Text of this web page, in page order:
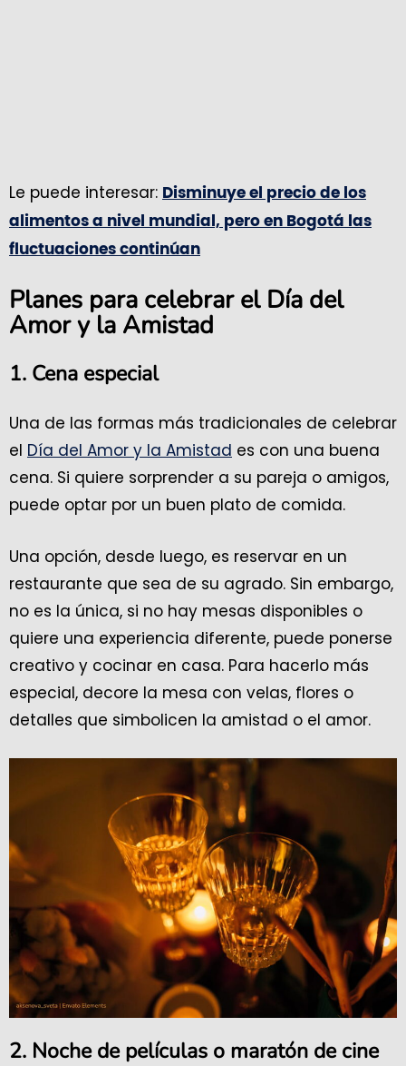
Le puede interesar: Disminuye el precio de los
alimentos a nivel mundial, pero en Bogotá las
fluctuaciones continúan
Planes para celebrar el Día del
Amor y la Amistad
1. Cena especial
Una de las formas más tradicionales de celebrar
el Día del Amor y la Amistad es con una buena
cena. Si quiere sorprender a su pareja o amigos,
puede optar por un buen plato de comida.
Una opción, desde luego, es reservar en un
restaurante que sea de su agrado. Sin embargo,
no es la única, si no hay mesas disponibles o
quiere una experiencia diferente, puede ponerse
creativo y cocinar en casa. Para hacerlo más
especial, decore la mesa con velas, flores o
detalles que simbolicen la amistad o el amor.
2. Noche de películas o maratón de cine